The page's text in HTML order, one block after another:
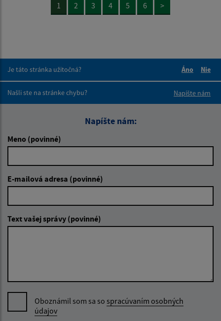
1 2 3 4 5 6 >
Je táto stránka užitočná?
Áno
Nie
Našli ste na stránke chybu?
Napíšte nám
Napíšte nám:
Meno (povinné)
E-mailová adresa (povinné)
Text vašej správy (povinné)
Oboznámil som sa so spracúvaním osobných
údajov